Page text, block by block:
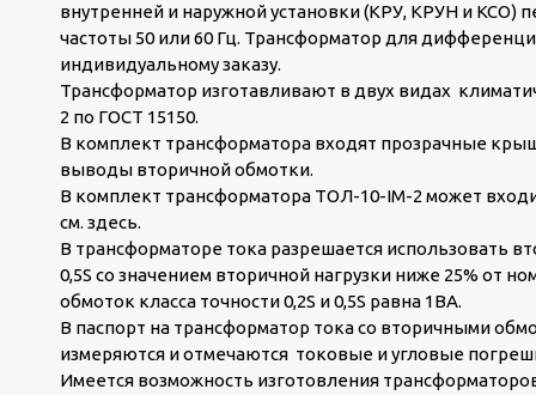
внутренней и наружной установки (КРУ, КРУН и КСО)
частоты 50 или 60 Гц. Трансформатор для
индивидуальному заказу.
Трансформатор изготавливают в двух видах
2 по ГОСТ 15150.
В комплект трансформатора входят прозрачные
выводы вторичной обмотки.
В комплект трансформатора ТОЛ-10-IM-2 может
см. здесь.
В трансформаторе тока разрешается использовать
0,5S со значением вторичной нагрузки ниже 25% от
обмоток класса точности 0,2S и 0,5S равна 1ВА.
В паспорт на трансформатор тока со вторичными
измеряются и отмечаются токовые и угловые
Имеется возможность изготовления